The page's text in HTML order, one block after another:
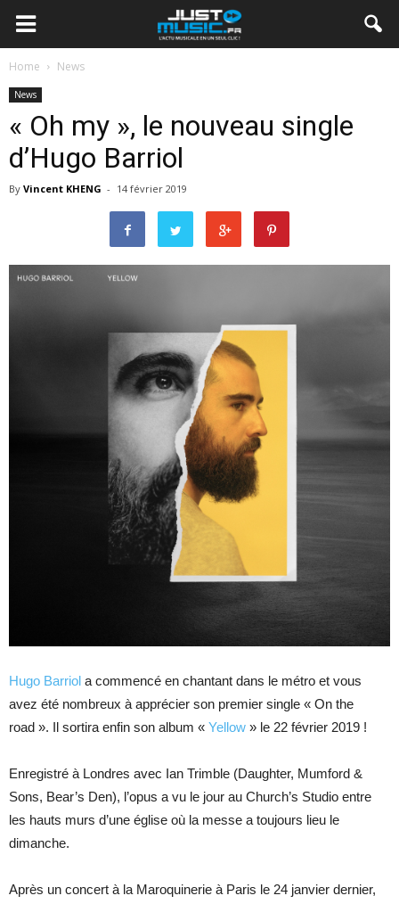
Home News
News
« Oh my », le nouveau single
d’Hugo Barriol
By Vincent KHENG - 14 février 2019
Hugo Barriol a commencé en chantant dans le métro et vous
avez été nombreux à apprécier son premier single « On the
road ». Il sortira enfin son album « Yellow » le 22 février 2019 !
Enregistré à Londres avec Ian Trimble (Daughter, Mumford &
Sons, Bear’s Den), l’opus a vu le jour au Church’s Studio entre
les hauts murs d’une église où la messe a toujours lieu le
dimanche.
Après un concert à la Maroquinerie à Paris le 24 janvier dernier,